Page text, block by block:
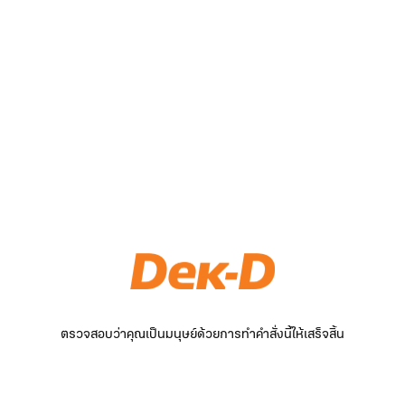
ตรวจสอบว่าคุณเป็นมนุษย์ด้วยการทำคำสั่งนี้ให้เสร็จสิ้น